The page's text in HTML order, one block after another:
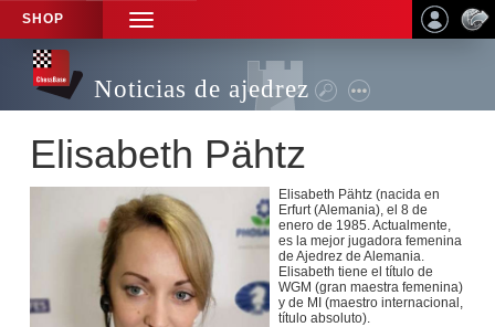
SHOP
TOGGLE
NAVIGATION
Noticias de ajedrez
Elisabeth Pähtz
Elisabeth Pähtz (nacida en
Erfurt (Alemania), el 8 de
enero de 1985. Actualmente,
es la mejor jugadora femenina
de Ajedrez de Alemania.
Elisabeth tiene el título de
WGM (gran maestra femenina)
y de MI (maestro internacional,
título absoluto).